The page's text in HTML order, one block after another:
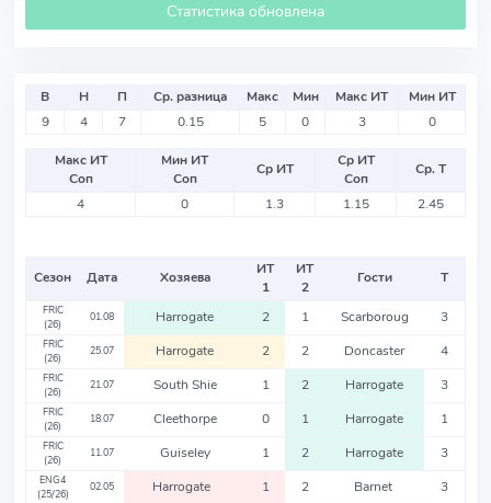
Статистика обновлена
В Н П Ср. разница Макс Мин Макс ИТ
Мин ИТ
9
4 7 0.15 5 0 3 0
Макс ИТ
Соп
Мин ИТ
Соп
Ср ИТ
Ср ИТ
Соп
Ср. Т
4
0 1.3 1.15 2.45
Сезон Дата Хозяева
ИТ
1
ИТ
2
Гости Т
FRIC
(26)
01.08 Harrogate 2 1 Scarboroug 3
FRIC
(26)
25.07 Harrogate 2 2 Doncaster 4
FRIC
(26)
21.07 South Shie 1 2 Harrogate 3
FRIC
(26)
18.07 Cleethorpe 0 1 Harrogate 1
FRIC
(26)
11.07 Guiseley 1 2 Harrogate 3
ENG4
(25/26)
02.05 Harrogate 1 2 Barnet 3